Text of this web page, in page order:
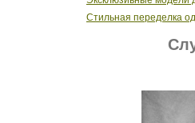
Стильная переделка